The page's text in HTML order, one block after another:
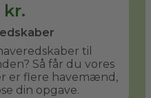
kr.
til
Så får du vores
er flere havemænd,
din opgave.